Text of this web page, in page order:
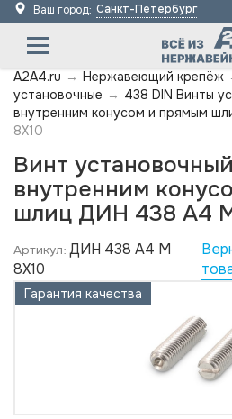
Ваш город: Санкт-Петербург
A2A4.ru → Нержавеющий крепёж
установочные → 438 DIN Винты
внутренним конусом и прямым
8X10
Винт
внутренним
шлиц ДИН 438 А4
Артикул: ДИН 438 А4 M
8X10
Гарантия качества